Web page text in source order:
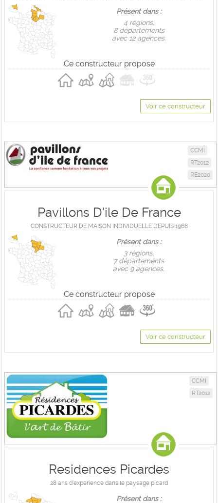
Présent dans :
4 règions,
8 départements
avec 12 agences.
Ce constructeur propose
Voir ce constructeur
CCMI
RT2012
RE2020
Pavillons D'ile De France
CONSTRUCTEUR DE MAISON INDIVIDUELLE DEPUIS 1966
Présent dans :
3 règions,
7 départements
avec 9 agences.
Ce constructeur propose
Voir ce constructeur
CCMI
RT2012
Residences Picardes
28 ans d'experience dans le paysage picard
Présent dans :